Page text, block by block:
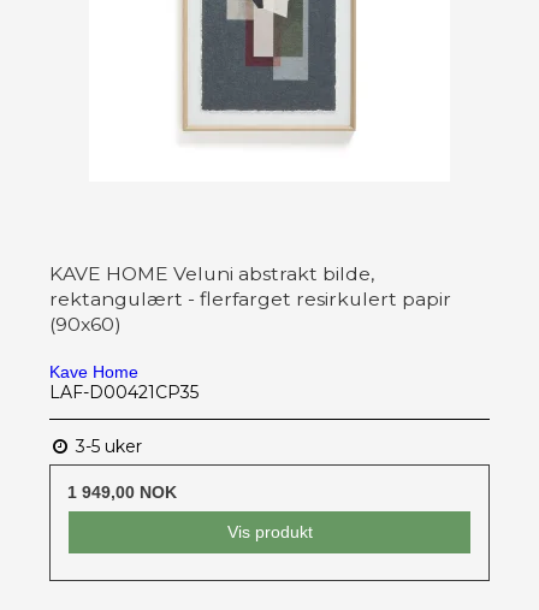
KAVE HOME Veluni abstrakt bilde,
rektangulært - flerfarget resirkulert papir
(90x60)
Kave Home
LAF-D00421CP35
3-5 uker
1 949,00 NOK
Vis produkt